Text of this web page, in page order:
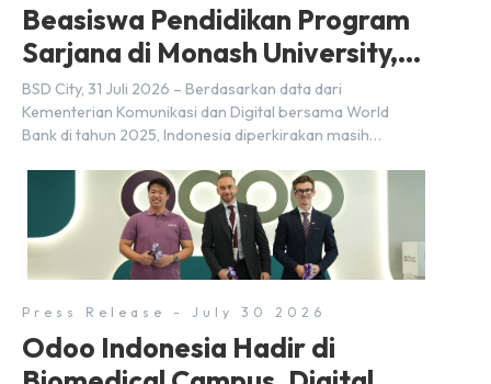
Beasiswa Pendidikan Program
Sarjana di Monash University,
BSD City
BSD City, 31 Juli 2026 – Berdasarkan data dari
Kementerian Komunikasi dan Digital bersama World
Bank di tahun 2025, Indonesia diperkirakan masih
2030 atau setara dengan 600 ribu tenaga digital baru
setiap tahunnya untuk mendukung percepatan
transformasi digital di berbagai sektor strategis.
Kebutuhan tersebut menjadikan pengembangan sumber
daya […]
Press Release - July 30 2026
Odoo Indonesia Hadir di